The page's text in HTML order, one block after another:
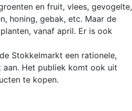
en fruit, vlees, gevogelte,
honing, gebak, etc. Maar de
vanaf april. Er is ook
Stokkelmarkt een rationele,
aan. Het publiek komt ook uit
te kopen.